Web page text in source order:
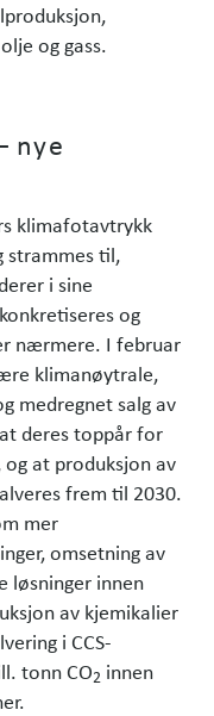
og gass.
nye
klimafotavtrykk
strammes til,
i sine
og
nærmere. I februar
klimanøytrale,
medregnet salg av
deres toppår for
at produksjon av
frem til 2030.
mer
omsetning av
løsninger innen
av kjemikalier
i CCS-
tonn CO2 innen